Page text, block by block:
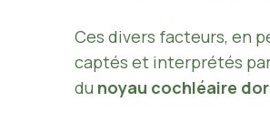
Ces divers facteurs, en
captés et interprétés
du noyau cochléaire